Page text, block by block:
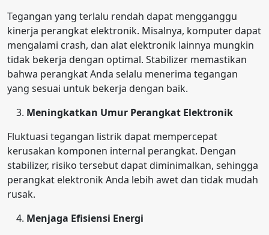
Tegangan yang terlalu rendah dapat mengganggu
kinerja perangkat elektronik. Misalnya, komputer dapat
mengalami crash, dan alat elektronik lainnya mungkin
tidak bekerja dengan optimal. Stabilizer memastikan
bahwa perangkat Anda selalu menerima tegangan
yang sesuai untuk bekerja dengan baik.
Meningkatkan Umur Perangkat Elektronik
Fluktuasi tegangan listrik dapat mempercepat
kerusakan komponen internal perangkat. Dengan
stabilizer, risiko tersebut dapat diminimalkan, sehingga
perangkat elektronik Anda lebih awet dan tidak mudah
rusak.
Menjaga Efisiensi Energi